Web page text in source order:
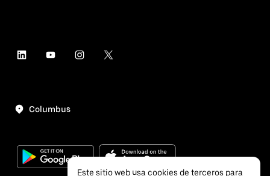
Columbus
Este sitio web usa cookies de terceros para